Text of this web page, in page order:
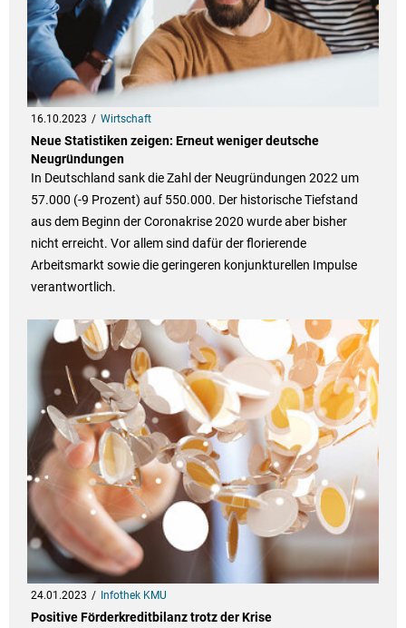
16.10.2023 Wirtschaft
Neue Statistiken zeigen: Erneut weniger deutsche
Neugründungen
In Deutschland sank die Zahl der Neugründungen 2022 um
57.000 (-9 Prozent) auf 550.000. Der historische Tiefstand
aus dem Beginn der Coronakrise 2020 wurde aber bisher
nicht erreicht. Vor allem sind dafür der florierende
Arbeitsmarkt sowie die geringeren konjunkturellen Impulse
verantwortlich.
24.01.2023 Infothek KMU
Positive Förderkreditbilanz trotz der Krise